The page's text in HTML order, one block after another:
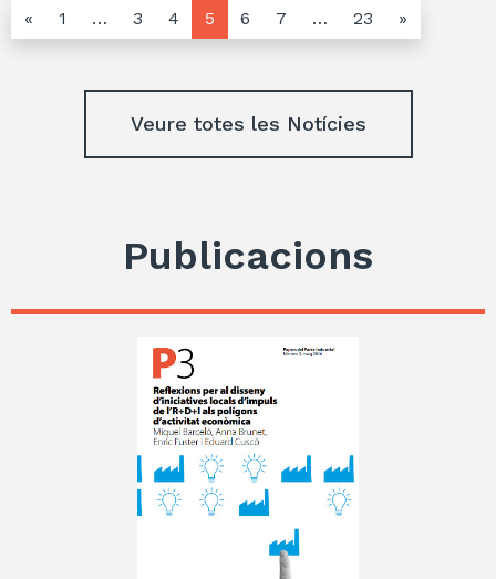
« 1 … 3 4 5 6 7 … 23 »
Veure totes les Notícies
Publicacions